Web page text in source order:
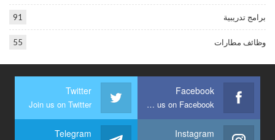
برامج تدريبية 91
وظائف مطارات 55
Facebook
Join us on Facebook
Twitter
Join us on Twitter
Instagram
Telegram